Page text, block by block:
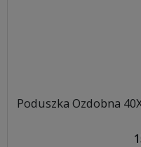
Poduszka Ozdobna